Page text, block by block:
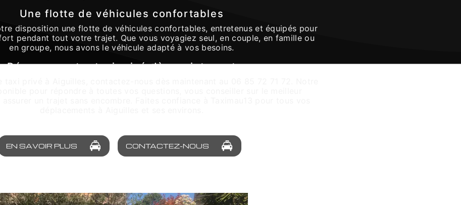
Une flotte de véhicules confortables
disposition une flotte de véhicules confortables, entretenus et équipés pour
pendant tout votre trajet. Que vous voyagiez seul, en couple, en famille ou
en groupe, nous avons le véhicule adapté à vos besoins.
Réservez votre taxi privé dès maintenant
EN SAVOIR PLUS CONTACTEZ-NOUS